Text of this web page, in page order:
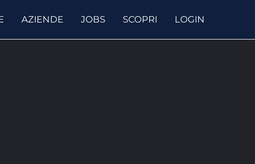
AZIENDE JOBS SCOPRI LOGIN